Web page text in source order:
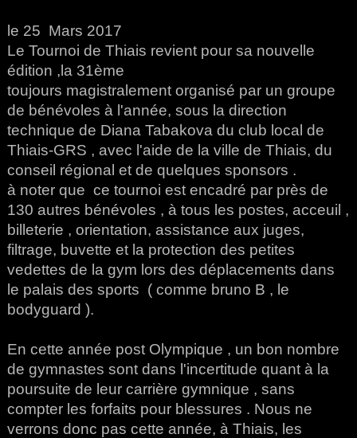
le 25 Mars 2017
Le Tournoi de Thiais revient pour sa nouvelle
édition ,la 31ème
toujours magistralement organisé par un groupe
de bénévoles à l'année, sous la direction
technique de Diana Tabakova du club local de
Thiais-GRS , avec l'aide de la ville de Thiais, du
conseil régional et de quelques sponsors .
à noter que ce tournoi est encadré par près de
130 autres bénévoles , à tous les postes, acceuil ,
billeterie , orientation, assistance aux juges,
filtrage, buvette et la protection des petites
vedettes de la gym lors des déplacements dans
le palais des sports ( comme bruno B , le
bodyguard ).
En cette année post Olympique , un bon nombre
de gymnastes sont dans l'incertitude quant à la
poursuite de leur carrière gymnique , sans
compter les forfaits pour blessures . Nous ne
verrons donc pas cette année, à Thiais, les